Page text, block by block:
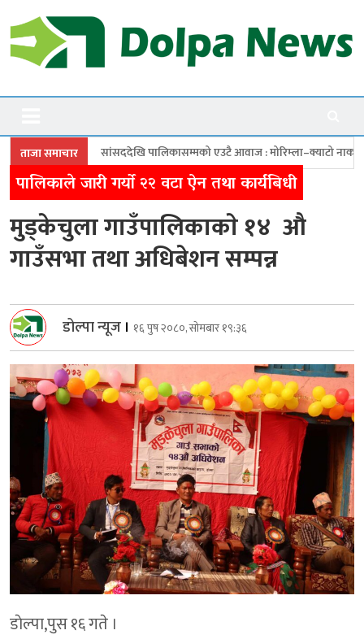
to
content
Dolpanews
ताजा समाचार
पालिकासम्मको एउटै आवाज : मोरिम्ला–क्याटो नाका तत्काल खोल
पालिकाले जारी गर्याे २२ वटा ऐन तथा कार्यबिधी
मुड्केचुला गाउँपालिकाकाे १४ औ
गाउँसभा तथा अधिबेशन सम्पन्न
डोल्पा न्यूज । १६ पुष २०८०, सोमबार १९:३६
डाेल्पा,पुस १६ गते ।